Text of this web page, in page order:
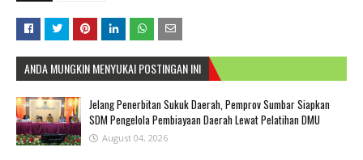
ANDA MUNGKIN MENYUKAI POSTINGAN INI
Jelang Penerbitan Sukuk Daerah, Pemprov Sumbar Siapkan
SDM Pengelola Pembiayaan Daerah Lewat Pelatihan DMU
August 04, 2026